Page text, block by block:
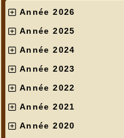
Année 2026
Année 2025
Année 2024
Année 2023
Année 2022
Année 2021
Année 2020